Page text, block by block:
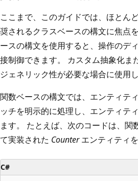
ここまで、このガイドでは、ほとん
奨されるクラスベースの構文に焦点
ースの構文を使用すると、操作のデ
接制御できます。 カスタム抽象化ま
ジェネリック性が必要な場合に使用し
関数ベースの構文では、エンティテ
ッチを明示的に処理し、エンティテ
ます。 たとえば、次のコードは、関
て実装された Counterエンティティ
C#